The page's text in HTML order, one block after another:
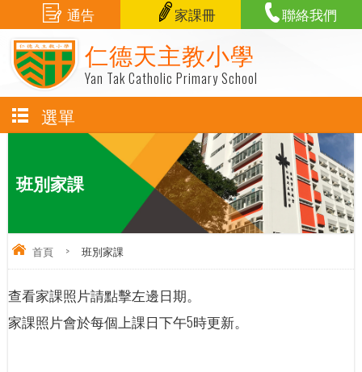
仁德天主教小學
Yan Tak Catholic Primary School
通告 家課冊 聯絡我們
選單
班別家課
首頁 > 班別家課
查看家課照片請點擊左邊日期。
家課照片會於每個上課日下午5時更新。